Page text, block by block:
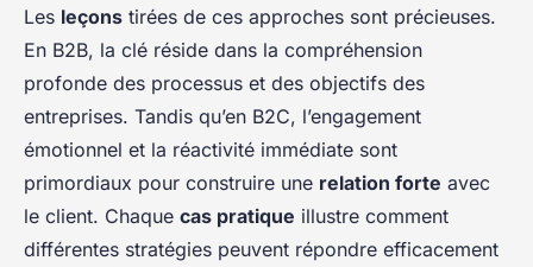
Les leçons tirées de ces approches sont précieuses.
En B2B, la clé réside dans la compréhension
profonde des processus et des objectifs des
entreprises. Tandis qu’en B2C, l’engagement
émotionnel et la réactivité immédiate sont
primordiaux pour construire une relation forte avec
le client. Chaque cas pratique illustre comment
différentes stratégies peuvent répondre efficacement